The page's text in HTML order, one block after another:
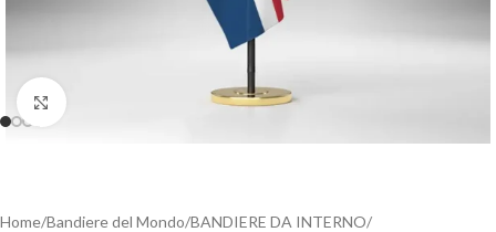
Click to enlarge
Home/Bandiere del Mondo/BANDIERE DA INTERNO/